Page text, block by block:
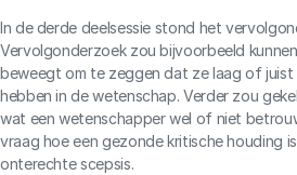
In de derde deelsessie stond het
Vervolgonderzoek zou bijvoorbeeld
beweegt om te zeggen dat ze laag of
hebben in de wetenschap. Verder zou
wat een wetenschapper wel of niet
vraag hoe een gezonde kritische houding
onterechte scepsis.